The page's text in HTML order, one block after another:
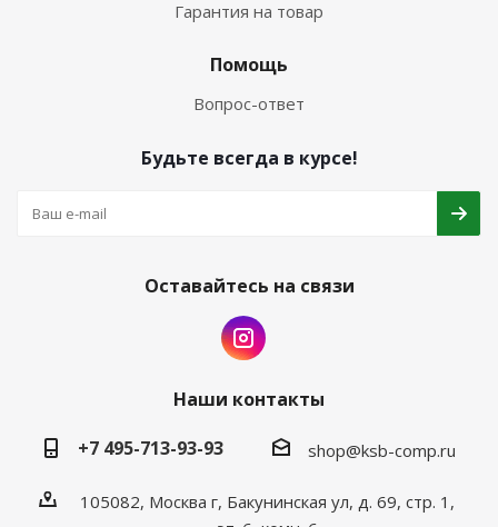
Гарантия на товар
Помощь
Вопрос-ответ
Будьте всегда в курсе!
Оставайтесь на связи
Наши контакты
+7 495-713-93-93
shop@ksb-comp.ru
105082, Москва г, Бакунинская ул, д. 69, стр. 1,